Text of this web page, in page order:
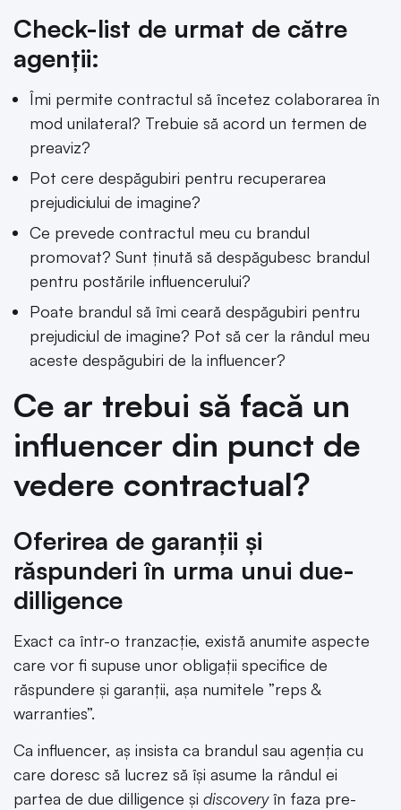
Check-list de urmat de către
agenții:
Îmi permite contractul să încetez colaborarea în
mod unilateral? Trebuie să acord un termen de
preaviz?
Pot cere despăgubiri pentru recuperarea
prejudiciului de imagine?
Ce prevede contractul meu cu brandul
promovat? Sunt ținută să despăgubesc brandul
pentru postările influencerului?
Poate brandul să îmi ceară despăgubiri pentru
prejudiciul de imagine? Pot să cer la rândul meu
aceste despăgubiri de la influencer?
Ce ar trebui să facă un
influencer din punct de
vedere contractual?
Oferirea de garanții și
răspunderi în urma unui due-
dilligence
Exact ca într-o tranzacție, există anumite aspecte
care vor fi supuse unor obligații specifice de
răspundere și garanții, așa numitele ”reps &
warranties”.
Ca influencer, aș insista ca brandul sau agenția cu
care doresc să lucrez să își asume la rândul ei
partea de due dilligence și discoveryîn faza pre-